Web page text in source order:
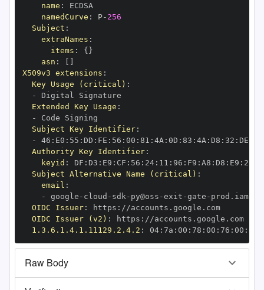
name :
namedCurve : P- 256
Subject :
extraNames :
items : { }
asn :
X509v3 extensions :
Key Usage (critical) :
-
Extended Key Usage :
-
Subject Key Identifier:
-
46 : E0 : 55 : DD : FE : 56 : 00 : 81 : 4A : 0D : 83 : 4A : D8 : 32 : DE
Authority Key Identifier:
keyid : DF : D3 : E9 : CF : 56 : 24: 11 : 96 : F9 : A8 : D8 : E9 : 28
Subject Alternative Name (critical) :
email :
-
google - cloud - sdk - py@oss -exit -gate -
OIDC Issuer: https :
//accounts.google.com
OIDC Issuer (v2) : https :
//accounts.google.com
1.3.6.1.4.1.11129.2.4.2 : 04: 7a : 00 : 78 : 00 : 76 : 00 : dd
Raw Body